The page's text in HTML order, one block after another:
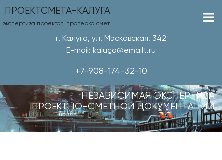
ПРОЕКТСМЕТА-КАЛУГА
экспертиза проектов, проверка смет
г. Калуга, ул. Московская, 342
E-mail: kaluga@emailt.ru
+7-908-174-32-10
НЕЗАВИСИМАЯ ЭКСПЕРТИЗА
ПРОЕКТНО-СМЕТНОЙ ДОКУМЕНТАЦИИ